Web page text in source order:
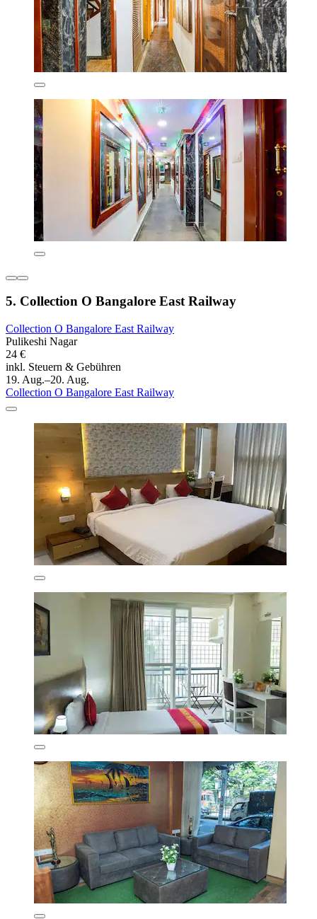
5. Collection O Bangalore East Railway
Collection O Bangalore East Railway
Pulikeshi Nagar
24 €
inkl. Steuern & Gebühren
19. Aug.–20. Aug.
Collection O Bangalore East Railway